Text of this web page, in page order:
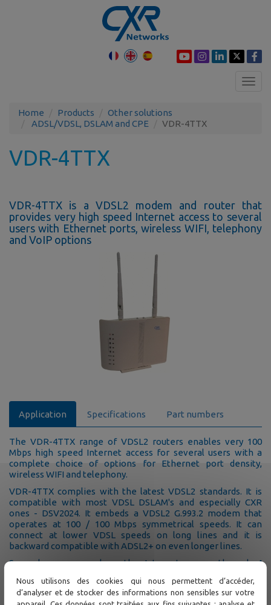
Home Products
Other solutions
ADSL/VDSL, DSLAM and CPE
VDR-4TTX
VDR-4TTX
VDR-4TTX is a VDSL2 modem and router that
provides very high speed Internet access to several
users with Ethernet ports, wireless WIFI, telephony
and VoIP options
Application Specifications Part numbers
The VDR-4TTX range of VDSL2 routers enables very 100
Mbps high speed Internet access for several users with a
complete choice of options for Ethernet port density,
wireless WIFI and telephony.
VDR-4TTX complies with the latest VDSL2 standards. It is
compatible with most VDSL DSLAM's and especially CXR
ones - DSV2024. It embeds a VDSL2 G.993.2 modem that
operates at 100 / 100 Mbps symmetrical speeds. It can
connect at lower VDSL speeds on long lines and it is
backward compatible with ADSL2+ on even longer lines.
Several users can share the Internet access through 4
delivers two FXS voice interface for Voice over IP
communications.
Nous utilisons des cookies qui nous permettent d’accéder,
d’analyser et de stocker des informations non sensibles sur votre